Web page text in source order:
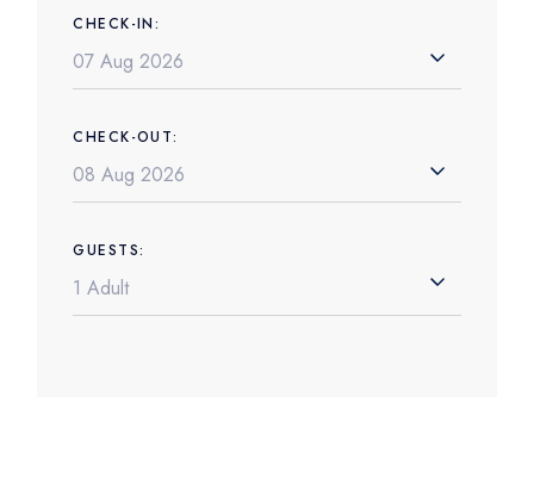
CHECK-IN:
CHECK-OUT:
GUESTS: